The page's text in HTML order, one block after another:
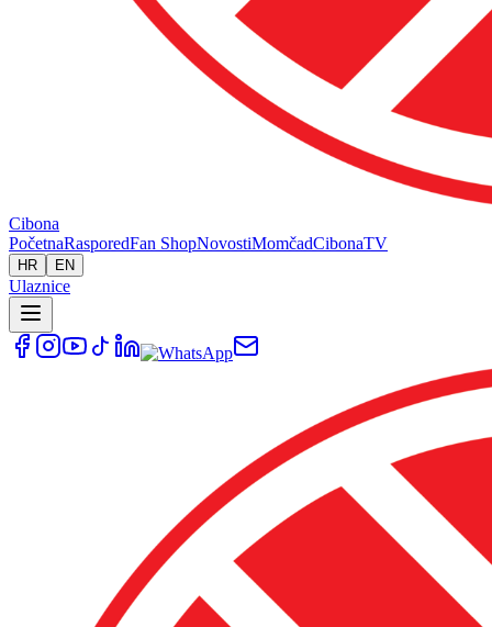
Cibona
PočetnaRasporedFan ShopNovostiMomčadCibonaTV
HR EN
Ulaznice